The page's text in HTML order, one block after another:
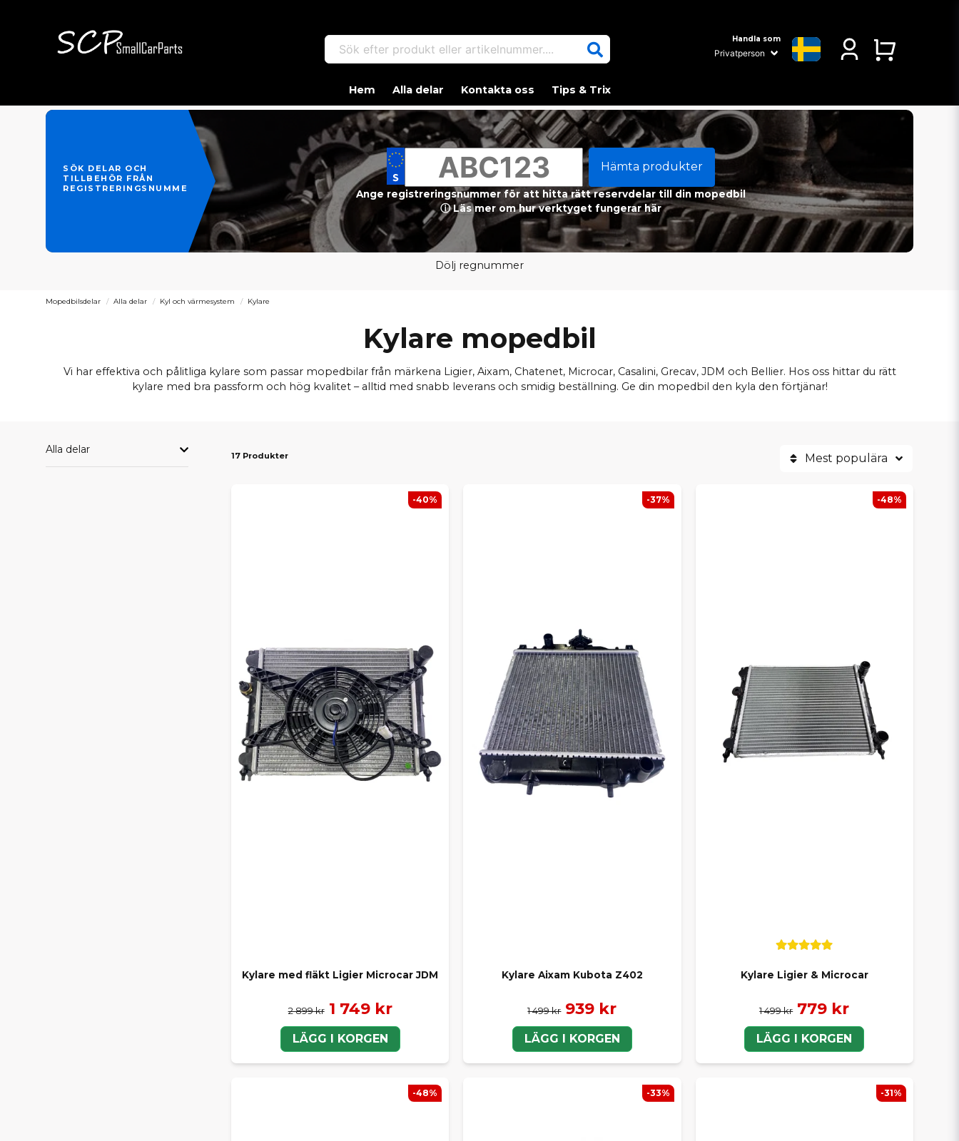
Sök efter produkt eller artikelnummer.... Handla som
Hem Alla delar Kontakta oss Tips & Trix
SÖK DELAR OCH
TILLBEHÖR FRÅN
REGISTRERINGSNUMMER
Hämta produkter
Ange registreringsnummer för att hitta rätt reservdelar till din mopedbil
ⓘ Läs mer om hur verktyget fungerar här
Dölj regnummer
Mopedbilsdelar Alla delar Kyl och värmesystem Kylare
Kylare mopedbil
Vi har effektiva och pålitliga kylare som passar mopedbilar från märkena Ligier, Aixam, Chatenet, Microcar, Casalini, Grecav, JDM och Bellier. Hos oss hittar du rätt
kylare med bra passform och hög kvalitet – alltid med snabb leverans och smidig beställning. Ge din mopedbil den kyla den förtjänar!
Alla delar 17 Produkter Mest populära
Kylare med fläkt Ligier Microcar JDM
2 899 kr 1 749 kr
LÄGG I KORGEN
-40%
Kylare Aixam Kubota Z402
1 499 kr 939 kr
LÄGG I KORGEN
-37%
Kylare Ligier & Microcar
1 499 kr 779 kr
LÄGG I KORGEN
-48%
-48% -33% -31%